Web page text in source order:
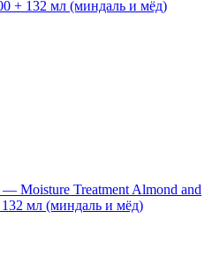
Moisture Treatment Almond and
мл (миндаль и мёд)